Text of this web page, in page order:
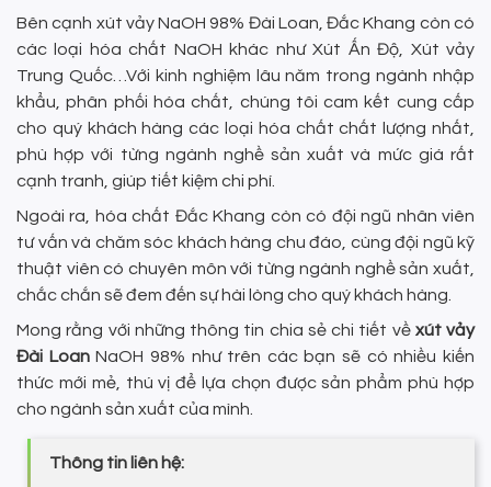
Bên cạnh xút vảy NaOH 98% Đài Loan, Đắc Khang còn có
các loại hóa chất NaOH khác như Xút Ấn Độ, Xút vảy
Trung Quốc…Với kinh nghiệm lâu năm trong ngành nhập
khẩu, phân phối hóa chất, chúng tôi cam kết cung cấp
cho quý khách hàng các loại hóa chất chất lượng nhất,
phù hợp với từng ngành nghề sản xuất và mức giá rất
cạnh tranh, giúp tiết kiệm chi phí.
Ngoài ra, hóa chất Đắc Khang còn có đội ngũ nhân viên
tư vấn và chăm sóc khách hàng chu đáo, cùng đội ngũ kỹ
thuật viên có chuyên môn với từng ngành nghề sản xuất,
chắc chắn sẽ đem đến sự hài lòng cho quý khách hàng.
Mong rằng với những thông tin chia sẻ chi tiết về xút vảy
Đài LoanNaOH 98% như trên các bạn sẽ có nhiều kiến
thức mới mẻ, thú vị để lựa chọn được sản phẩm phù hợp
cho ngành sản xuất của mình.
Thông tin liên hệ: